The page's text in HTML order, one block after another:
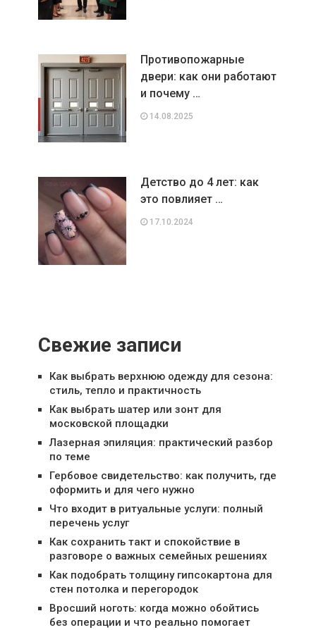
Противопожарные
двери: как они работают
и почему …
14.08.2025
Детство до 4 лет: как
это повлияет …
17.10.2024
Свежие записи
Как выбрать верхнюю одежду для сезона:
стиль, тепло и практичность
Как выбрать шатер или зонт для
московской площадки
Лазерная эпиляция: практический разбор
по теме
Гербовое свидетельство: как получить, где
оформить и для чего нужно
Что входит в ритуальные услуги: полный
перечень услуг
Как сохранить такт и спокойствие в
разговоре о важных семейных решениях
Как подобрать толщину гипсокартона для
стен потолка и перегородок
Вросший ноготь: когда можно обойтись
без операции и что реально помогает